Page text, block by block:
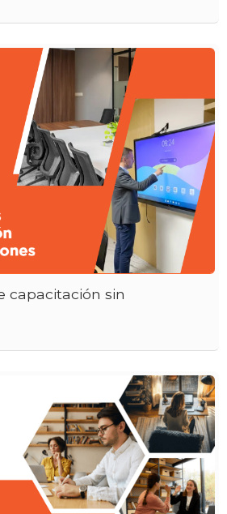
capacitación sin